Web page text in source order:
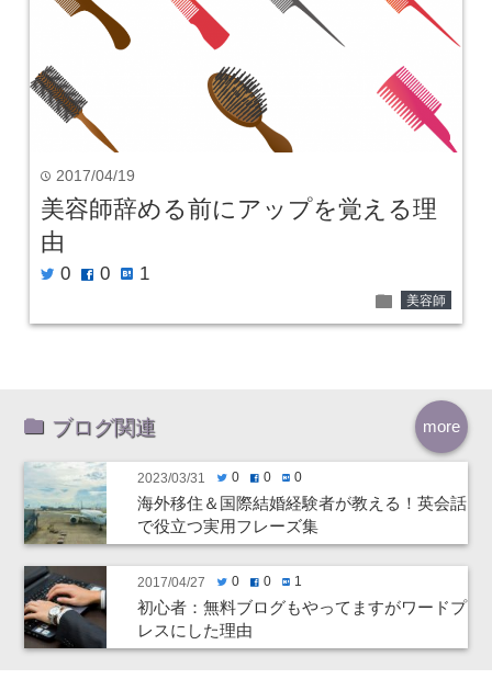
time 2017/04/19
美容師辞める前にアップを覚える理
由
twitter 0 facebook 0 hatenabookmark 1
folder 美容師
more
ブログ関連
2023/03/31 twitter0 facebook0 hatenabookmark0
海外移住＆国際結婚経験者が教える！英会話
で役立つ実用フレーズ集
2017/04/27 twitter0 facebook0 hatenabookmark 1
初心者：無料ブログもやってますがワードプ
レスにした理由